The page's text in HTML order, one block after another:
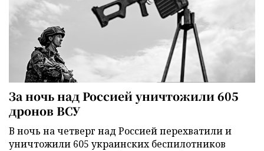
За ночь над Россией уничтожили 605
дронов ВСУ
В ночь на четверг над Россией перехватили и
уничтожили 605 украинских беспилотников